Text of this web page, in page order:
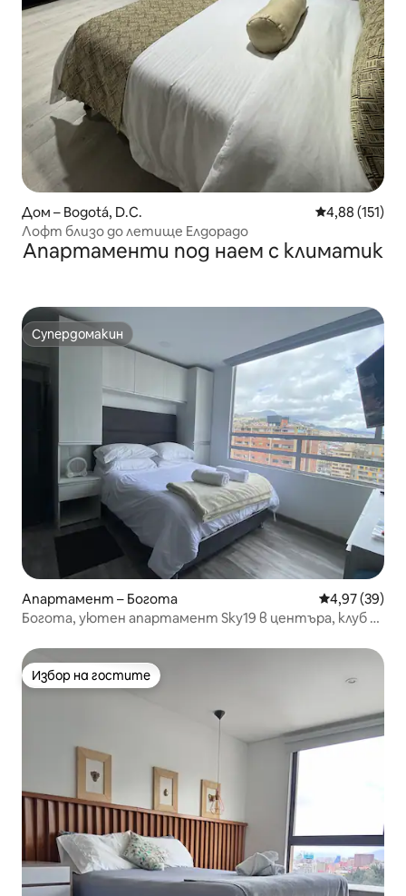
Дом – Bogotá, D.C. Средна
4,88 (151)
Лофт близо до летище Елдорадо
Апартаменти под наем с климатик
Супердомакин
Супердомакин
Апартамент – Богота Средна
4,97 (39)
Богота, уютен апартамент Sky19 в центъра, клуб за
Избор на гостите
Избор на гостите